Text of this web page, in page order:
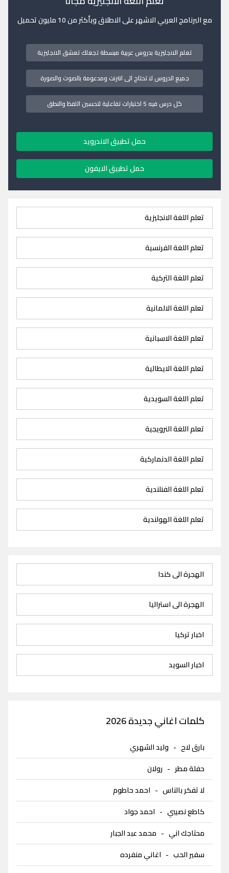
مع البرنامج العربي الاشهر على الاطلاق وبأكثر من 10 مليون تحميل
تعلم الانجليزية بدروس عربية مبسطة تجعلك تعشق الانجليزية
جميع الدروس لا تحتاج الى انترنت ومدعومة بالصوت والصورة
كل درس فيه 5 اختبارات تفاعلية لتحسين اللفظ والنطق
حمل تطبيق الاندرويد
حمل تطبيق الايفون
تعلم اللغة الانجليزية
تعلم اللغة الفرنسية
تعلم اللغة التركية
تعلم اللغة الالمانية
تعلم اللغة الاسبانية
تعلم اللغة الايطالية
تعلم اللغة السويدية
تعلم اللغة النرويجية
تعلم اللغة الدنماركية
تعلم اللغة الفنلندية
تعلم اللغة الهولندية
الهجرة الى كندا
الهجرة الى استراليا
اخبار تركيا
اخبار السويد
كلمات اغاني جديدة 2026
بارق لاح - وليد الشهري
حفلة مطر - رولان
لا تفكر بالناس - احمد حاطوم
كاطع نصيبي - احمد جواد
محتاجك اني - محمد عبد الجبار
سفير الحب - اغاني منفرده